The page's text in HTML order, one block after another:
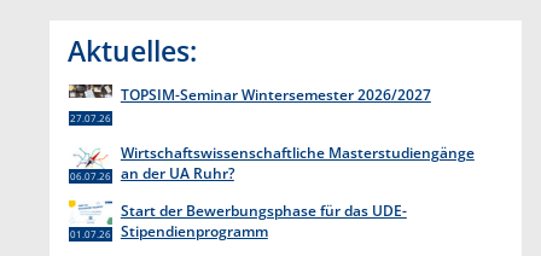
Aktuelles:
TOPSIM-Seminar Wintersemester 2026/2027
27.07.26
Wirtschaftswissenschaftliche Masterstudiengänge
an der UA Ruhr?
06.07.26
Start der Bewerbungsphase für das UDE-
Stipendienprogramm
01.07.26